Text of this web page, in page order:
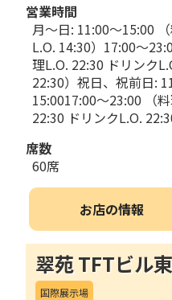
営業時間
月～日: 11:00～15:00
L.O. 14:30）17:00～
理L.O. 22:30 ドリンク
22:30）祝日、祝前日:
15:0017:00～23:00 （
22:30 ドリンクL.O.
席数
60席
お店の情報
翠苑 TFTビル
国際展示場